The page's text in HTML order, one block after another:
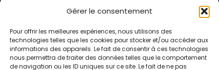
Gérer le consentement
Pour offrir les meilleures expériences, nous utilisons des
technologies telles que les cookies pour stocker et/ou accéder aux
informations des appareils. Le fait de consentir à ces technologies
nous permettra de traiter des données telles que le comportement
de navigation ou les ID uniques sur ce site. Le fait de ne pas